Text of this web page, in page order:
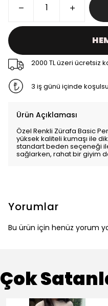
2000 TL üzeri ücretsiz
3 iş günü içinde
Ürün Açıklaması
Özel Renkli Zürafa Basic
yüksek kaliteli kumaşı ile
standart beden seçeneği
sağlarken, rahat bir giyim
Yorumlar
Bu ürün için henüz yorum
Çok